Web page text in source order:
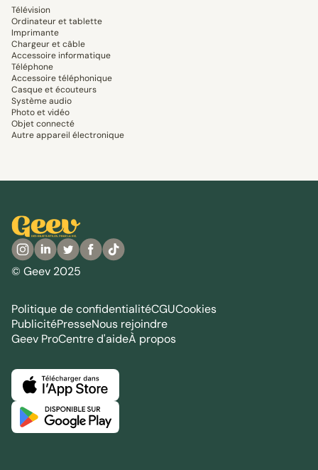
Télévision
Ordinateur et tablette
Imprimante
Chargeur et câble
Accessoire informatique
Téléphone
Accessoire téléphonique
Casque et écouteurs
Système audio
Photo et vidéo
Objet connecté
Autre appareil électronique
© Geev 2025
Politique de confidentialitéCGUCookies
PublicitéPresseNous rejoindre
Geev ProCentre d'aideÀ propos